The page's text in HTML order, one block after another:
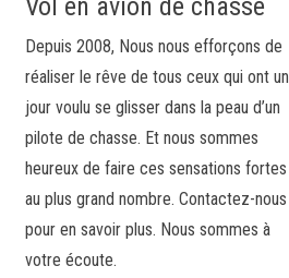
Vol en avion de chasse
Depuis 2008, Nous nous efforçons de
réaliser le rêve de tous ceux qui ont un
jour voulu se glisser dans la peau d’un
pilote de chasse. Et nous sommes
heureux de faire ces sensations fortes
au plus grand nombre. Contactez-nous
pour en savoir plus. Nous sommes à
votre écoute.